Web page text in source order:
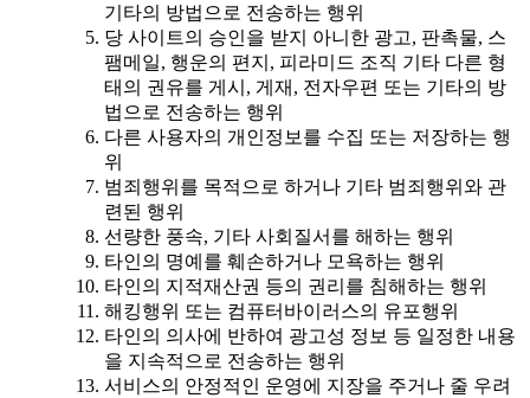
기타의 방법으로 전송하는 행위
당 사이트의 승인을 받지 아니한 광고, 판촉물, 스
팸메일, 행운의 편지, 피라미드 조직 기타 다른 형
태의 권유를 게시, 게재, 전자우편 또는 기타의 방
법으로 전송하는 행위
다른 사용자의 개인정보를 수집 또는 저장하는 행
위
범죄행위를 목적으로 하거나 기타 범죄행위와 관
련된 행위
선량한 풍속, 기타 사회질서를 해하는 행위
타인의 명예를 훼손하거나 모욕하는 행위
타인의 지적재산권 등의 권리를 침해하는 행위
해킹행위 또는 컴퓨터바이러스의 유포행위
타인의 의사에 반하여 광고성 정보 등 일정한 내용
을 지속적으로 전송하는 행위
서비스의 안정적인 운영에 지장을 주거나 줄 우려